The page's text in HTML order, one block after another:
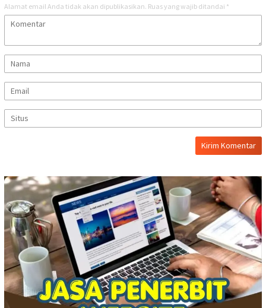
Alamat email Anda tidak akan dipublikasikan. Ruas yang wajib ditandai *